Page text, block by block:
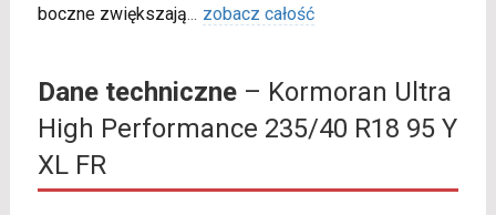
boczne zwiększają... zobacz całość
Dane techniczne– Kormoran Ultra
High Performance 235/40 R18 95 Y
XL FR